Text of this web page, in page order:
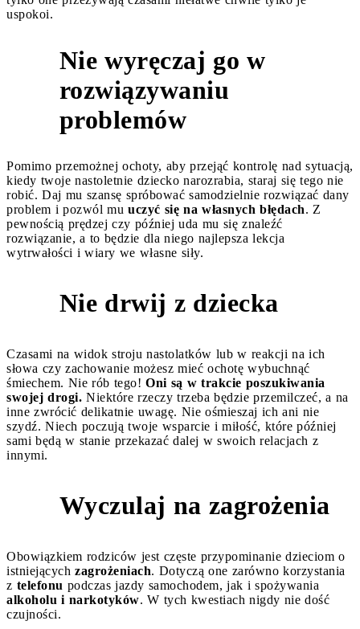
uspokoi.
Nie wyręczaj go w
rozwiązywaniu
problemów
Pomimo przemożnej ochoty, aby przejąć kontrolę nad sytuacją,
kiedy twoje nastoletnie dziecko narozrabia, staraj się tego nie
robić. Daj mu szansę spróbować samodzielnie rozwiązać dany
problem i pozwól mu uczyć się na własnych błędach. Z
pewnością prędzej czy później uda mu się znaleźć
rozwiązanie, a to będzie dla niego najlepsza lekcja
wytrwałości i wiary we własne siły.
Nie drwij z dziecka
Czasami na widok stroju nastolatków lub w reakcji na ich
słowa czy zachowanie możesz mieć ochotę wybuchnąć
śmiechem. Nie rób tego! Oni są w trakcie poszukiwania
swojej drogi. Niektóre rzeczy trzeba będzie przemilczeć, a na
inne zwrócić delikatnie uwagę. Nie ośmieszaj ich ani nie
szydź. Niech poczują twoje wsparcie i miłość, które później
sami będą w stanie przekazać dalej w swoich relacjach z
innymi.
Wyczulaj na zagrożenia
Obowiązkiem rodziców jest częste przypominanie dzieciom o
istniejących zagrożeniach. Dotyczą one zarówno korzystania
z telefonu podczas jazdy samochodem, jak i spożywania
alkoholu i narkotyków. W tych kwestiach nigdy nie dość
czujności.